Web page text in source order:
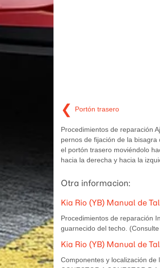
❮ Portón trasero
Procedimientos de reparación
pernos de fijación de la
el portón trasero moviéndolo
hacia la derecha y hacia la
Otra informacion:
Kia Rio (YB) Manual de
Procedimientos de reparación
guarnecido del techo.
Kia Rio (YB) Manual de
Componentes y localización de